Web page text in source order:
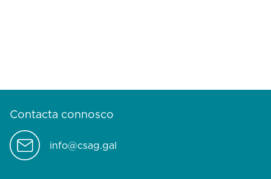
Contacta connosco
info@csag.gal